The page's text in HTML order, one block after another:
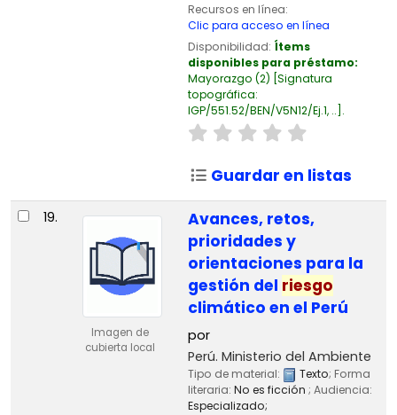
Recursos en línea:
Clic para acceso en línea
Disponibilidad: Ítems
disponibles para préstamo:
Mayorazgo (2) Signatura
topográfica:
IGP/551.52/BEN/V5N12/Ej.1, .. .
Guardar en listas
19.
Imagen de
cubierta local
Avances, retos,
prioridades y
orientaciones para la
gestión del riesgo
climático en el Perú
por
Perú. Ministerio del Ambiente
Tipo de material: Texto; Forma
literaria: No es ficción ; Audiencia:
Especializado;